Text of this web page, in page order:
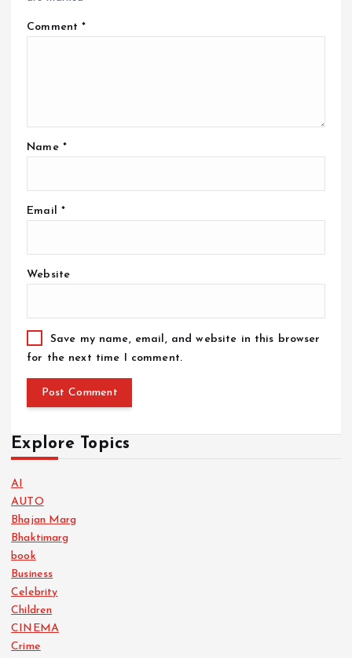
Comment*
Name *
Email *
Website
Save my name, email, and website in this browser
for the next time I comment.
Explore Topics
AI
AUTO
Bhajan Marg
Bhaktimarg
book
Business
Celebrity
Children
CINEMA
Crime